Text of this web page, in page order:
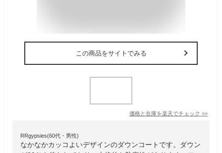
この商品をサイトでみる
価格と在庫を楽天でチェック >>
RRgypsies(60代・男性)
なかなかカッコよいデザインのダウンコートです。ダウン